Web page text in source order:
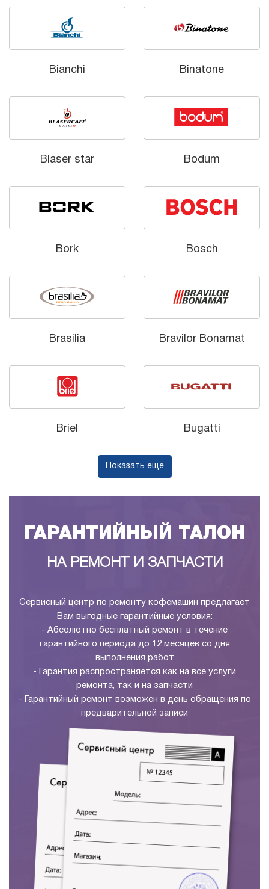
Bianchi Binatone
Blaser star Bodum
Bork Bosch
Brasilia Bravilor Bonamat
Briel Bugatti
Показать еще
ГАРАНТИЙНЫЙ ТАЛОН
НА РЕМОНТ И ЗАПЧАСТИ
Сервисный центр по ремонту кофемашин предлагает
Вам выгодные гарантийные условия:
- Абсолютно бесплатный ремонт в течение
гарантийного периода до 12 месяцев со дня
выполнения работ
- Гарантия распространяется как на все услуги
ремонта, так и на запчасти
- Гарантийный ремонт возможен в день обращения по
предварительной записи